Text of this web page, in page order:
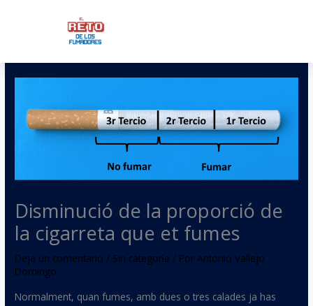
Disminució de la proporció de
la cigarreta que et fumes
Deja un comentario / Sin categoría / PorAntonio Vallejo
Domingo
Normalment, quan fumes, amb dues o tres calades ja has